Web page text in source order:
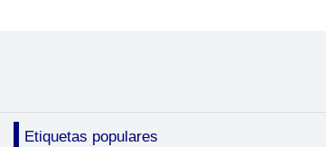
Etiquetas populares